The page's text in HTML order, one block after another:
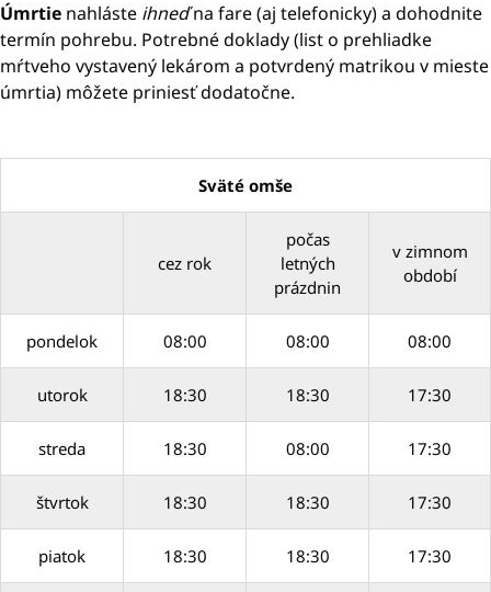
Úmrtie nahláste ihneďna fare (aj telefonicky) a dohodnite
termín pohrebu. Potrebné doklady (list o prehliadke
mŕtveho vystavený lekárom a potvrdený matrikou v mieste
úmrtia) môžete priniesť dodatočne.
Sväté omše
cez rok
počas
letných
prázdnin
v zimnom
období
pondelok 08:00 08:00 08:00
utorok 18:30 18:30 17:30
streda 18:30 08:00 17:30
štvrtok 18:30 18:30 17:30
piatok 18:30 18:30 17:30